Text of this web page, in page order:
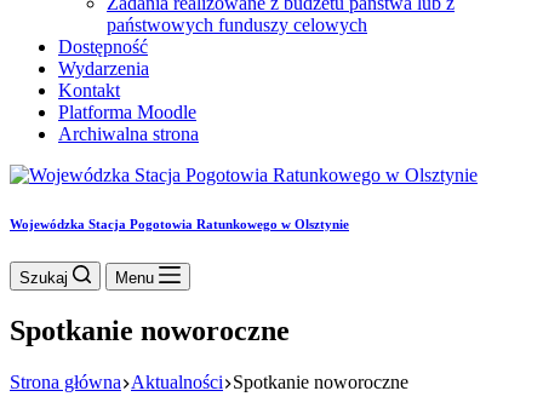
państwowych funduszy celowych
Dostępność
Wydarzenia
Kontakt
Platforma Moodle
Archiwalna strona
Wojewódzka Stacja Pogotowia Ratunkowego w Olsztynie
Szukaj Menu
Spotkanie noworoczne
Strona główna Aktualności Spotkanie noworoczne